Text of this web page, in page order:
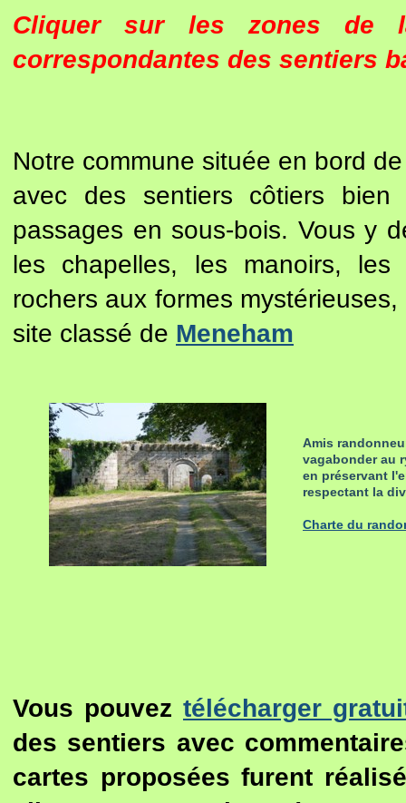
Cliquer sur les zones de
correspondantes des sentiers
Notre commune située en bord
avec des sentiers côtiers
passages en sous-bois. Vous y
les chapelles, les manoirs, les
rochers aux formes
site classé de Meneham
Amis
vagabonder au
en préservant
respectant la
Charte du
Vous pouvez télécharger
des sentiers avec
cartes proposées furent